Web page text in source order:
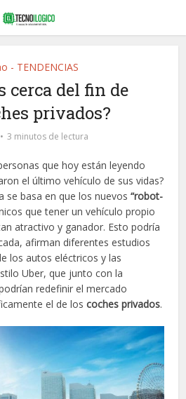
- TENDENCIAS
cerca del fin de
privados?
3 minutos de lectura
que hoy están leyendo
el último vehículo de sus vidas?
se basa en que los nuevos“robot-
que tener un vehículo propio
atractivo y ganador. Esto podría
afirman diferentes estudios
los autos eléctricos y las
Uber, que junto con la
redefinir el mercado
el de loscoches privados.